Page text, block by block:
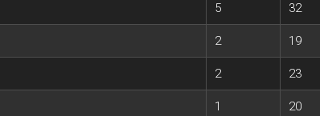
5 32
2 19
2 23
1 20